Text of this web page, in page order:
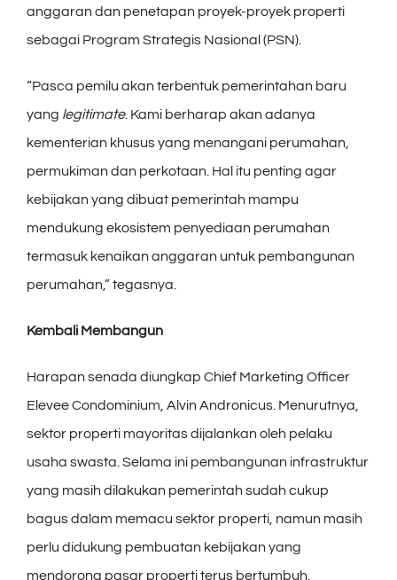
anggaran dan penetapan proyek-proyek properti
sebagai Program Strategis Nasional (PSN).
“Pasca pemilu akan terbentuk pemerintahan baru
yang legitimate. Kami berharap akan adanya
kementerian khusus yang menangani perumahan,
permukiman dan perkotaan. Hal itu penting agar
kebijakan yang dibuat pemerintah mampu
mendukung ekosistem penyediaan perumahan
termasuk kenaikan anggaran untuk pembangunan
perumahan,” tegasnya.
Kembali Membangun
Harapan senada diungkap Chief Marketing Officer
Elevee Condominium, Alvin Andronicus. Menurutnya,
sektor properti mayoritas dijalankan oleh pelaku
usaha swasta. Selama ini pembangunan infrastruktur
yang masih dilakukan pemerintah sudah cukup
bagus dalam memacu sektor properti, namun masih
perlu didukung pembuatan kebijakan yang
mendorong pasar properti terus bertumbuh.